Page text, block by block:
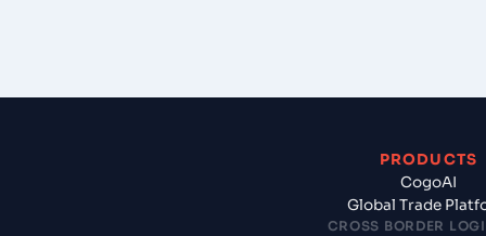
PRODUCTS
CogoAI
Global Trade
CROSS BORDER